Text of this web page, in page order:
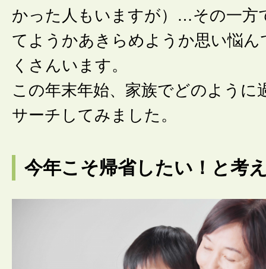
かった人もいますが）…その一方
てようかあきらめようか思い悩ん
くさんいます。
この年末年始、家族でどのように
サーチしてみました。
今年こそ帰省したい！と考